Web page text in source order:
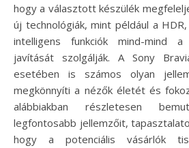
hogy a választott készülék
új technológiák, mint például a
intelligens funkciók mind-mind a
javítását szolgálják. A Sony
esetében is számos olyan
megkönnyíti a nézők életét és
alábbiakban részletesen
legfontosabb jellemzőit,
hogy a potenciális vásárlók